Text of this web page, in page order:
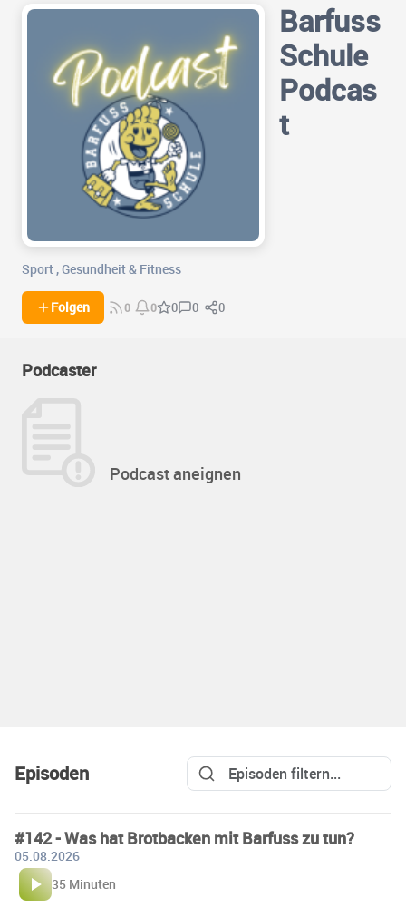
Barfuss
Schule
Podcas
t
Sport ,Gesundheit & Fitness
Folgen 0 0 0 0 0
Podcaster
Podcast aneignen
Episoden
#142 - Was hat Brotbacken mit Barfuss zu tun?
05.08.2026
35 Minuten